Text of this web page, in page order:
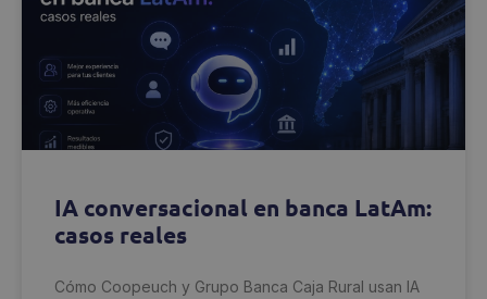
IA conversacional en banca LatAm:
casos reales
Cómo Coopeuch y Grupo Banca Caja Rural usan IA